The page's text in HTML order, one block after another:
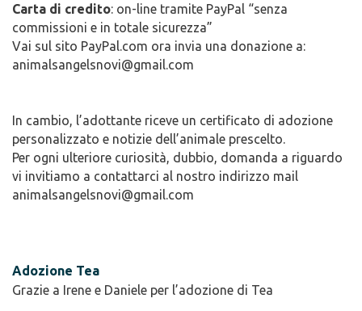
Carta di credito: on-line tramite PayPal “senza
commissioni e in totale sicurezza”
Vai sul sito PayPal.com ora invia una donazione a:
animalsangelsnovi@gmail.com
In cambio, l’adottante riceve un certificato di adozione
personalizzato e notizie dell’animale prescelto.
Per ogni ulteriore curiosità, dubbio, domanda a riguardo
vi invitiamo a contattarci al nostro indirizzo mail
animalsangelsnovi@gmail.com
Adozione Tea
Grazie a Irene e Daniele per l’adozione di Tea